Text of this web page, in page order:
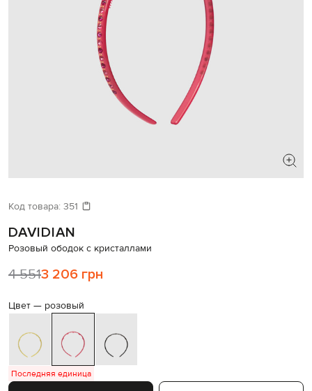
Код товара: 351
DAVIDIAN
Розовый ободок с кристаллами
4 5513 206 грн
Цвет — розовый
Последняя единица